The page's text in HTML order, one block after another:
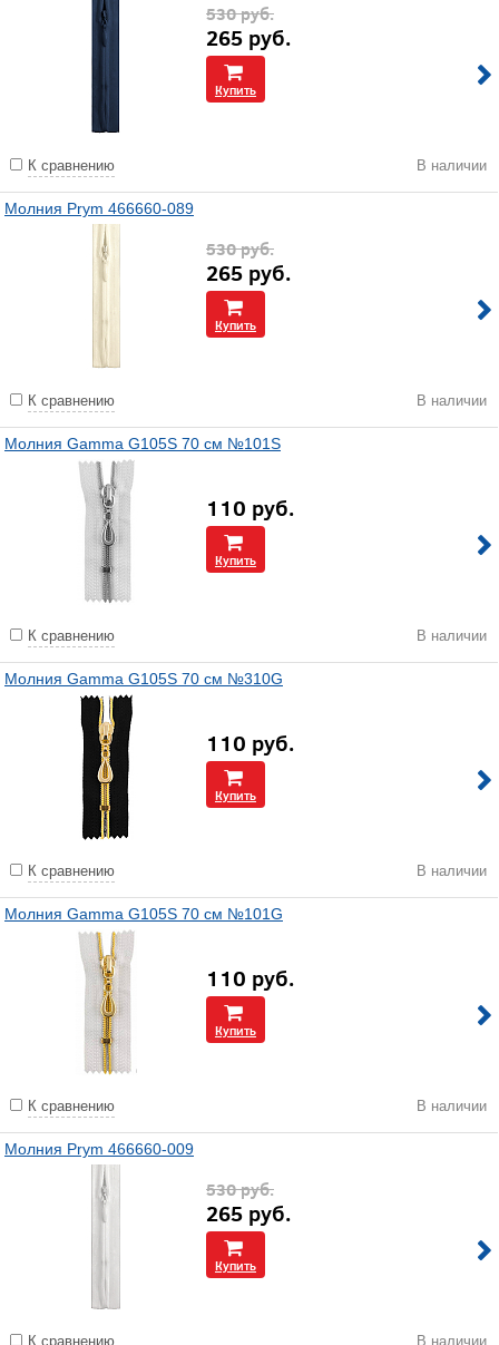
530руб.
265 руб.
Купить
К сравнению В наличии
Молния Prym 466660-089
530руб.
265 руб.
Купить
К сравнению В наличии
Молния Gamma G105S 70 см №101S
110 руб.
Купить
К сравнению В наличии
Молния Gamma G105S 70 см №310G
110 руб.
Купить
К сравнению В наличии
Молния Gamma G105S 70 см №101G
110 руб.
Купить
К сравнению В наличии
Молния Prym 466660-009
530руб.
265 руб.
Купить
К сравнению В наличии